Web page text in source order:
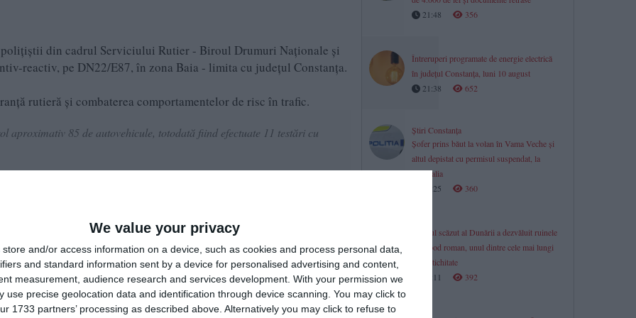
We value your privacy
store and/or access information on a device, such as cookies and process personal data,
and standard information sent by a device for personalised advertising and content,
measurement, audience research and services development. With your permission we
use precise geolocation data and identification through device scanning. You may click to
1733 partners’ processing as described above. Alternatively you may click to refuse to
din cadrul Serviciului Rutier - Biroul Drumuri Naționale și
reactiv, pe DN22/E87, în zona Baia - limita cu județul Constanța.
rutieră și combaterea comportamentelor de risc în trafic.
aproximativ 85 de autovehicule, totodată fiind efectuate 11 testări cu
68 de sancțiuni contravenționale, în valoare totală aproximativă de
195/2002 privind circulația pe drumurile publice- a mai transmis
au fost reținute șapte permise de conducere.
21:48
356
Întreruperi programate de energie electrică
în județul Constanța, luni 10 august
21:38
652
Știri Constanța
Șofer prins băut la volan în Vama Veche și
altul depistat cu permisul suspendat, la
Mangalia
21:25
360
Nivelul scăzut al Dunării a dezvăluit ruinele
unui pod roman, unul dintre cele mai lungi
din antichitate
21:11
392